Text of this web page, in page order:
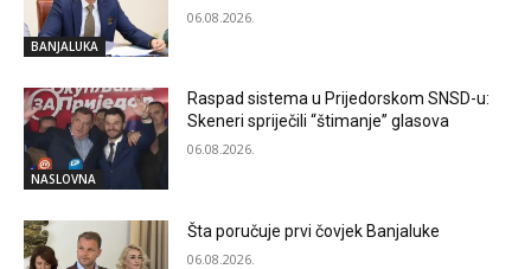
BANJALUKA
06.08.2026.
NASLOVNA
Raspad sistema u Prijedorskom SNSD-u:
Skeneri spriječili “štimanje” glasova
06.08.2026.
Šta poručuje prvi čovjek Banjaluke
06.08.2026.